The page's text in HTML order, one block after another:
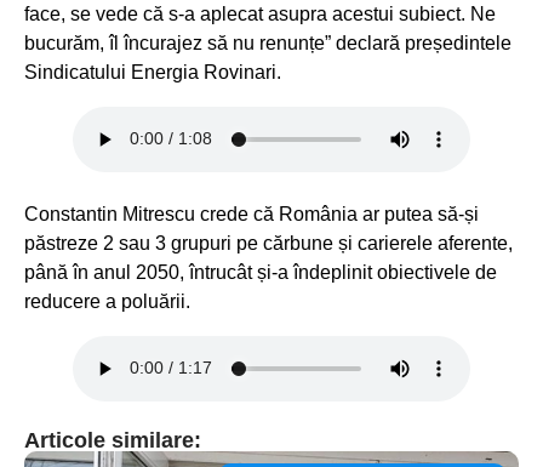
face, se vede că s-a aplecat asupra acestui subiect. Ne
bucurăm, îl încurajez să nu renunțe” declară președintele
Sindicatului Energia Rovinari.
Constantin Mitrescu crede că România ar putea să-și
păstreze 2 sau 3 grupuri pe cărbune și carierele aferente,
până în anul 2050, întrucât și-a îndeplinit obiectivele de
reducere a poluării.
Articole similare: